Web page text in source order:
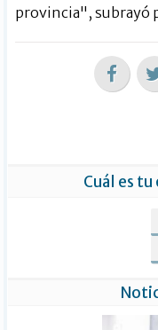
provincia", subrayó
Cuál es